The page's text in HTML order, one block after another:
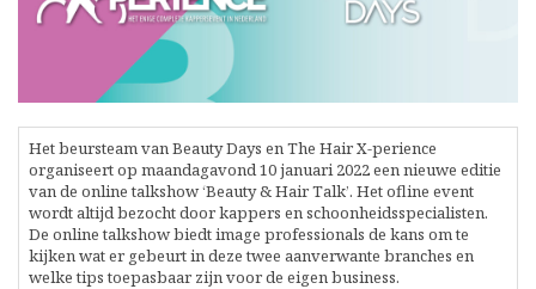
Het beursteam van Beauty Days en The Hair X-perience
organiseert op maandagavond 10 januari 2022 een nieuwe editie
van de online talkshow ‘Beauty & Hair Talk’. Het ofline event
wordt altijd bezocht door kappers en schoonheidsspecialisten.
De online talkshow biedt image professionals de kans om te
kijken wat er gebeurt in deze twee aanverwante branches en
welke tips toepasbaar zijn voor de eigen business.